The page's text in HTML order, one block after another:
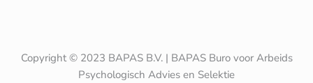
Copyright © 2023 BAPAS B.V. | BAPAS Buro voor Arbeids
Psychologisch Advies en Selektie